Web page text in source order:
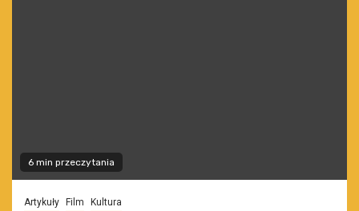
6 min przeczytania
Artykuły Film Kultura